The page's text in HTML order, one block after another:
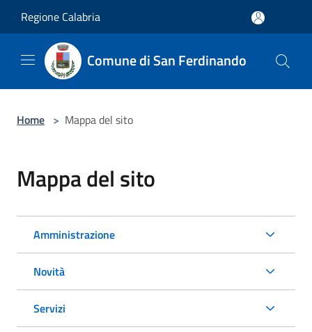
Regione Calabria
Comune di San Ferdinando
Home > Mappa del sito
Mappa del sito
Amministrazione
Novità
Servizi